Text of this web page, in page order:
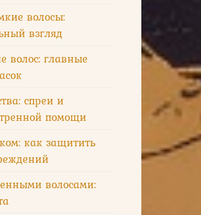
волосы:
взгляд
волос: главные
спреи и
помощи
как защитить
волосами: